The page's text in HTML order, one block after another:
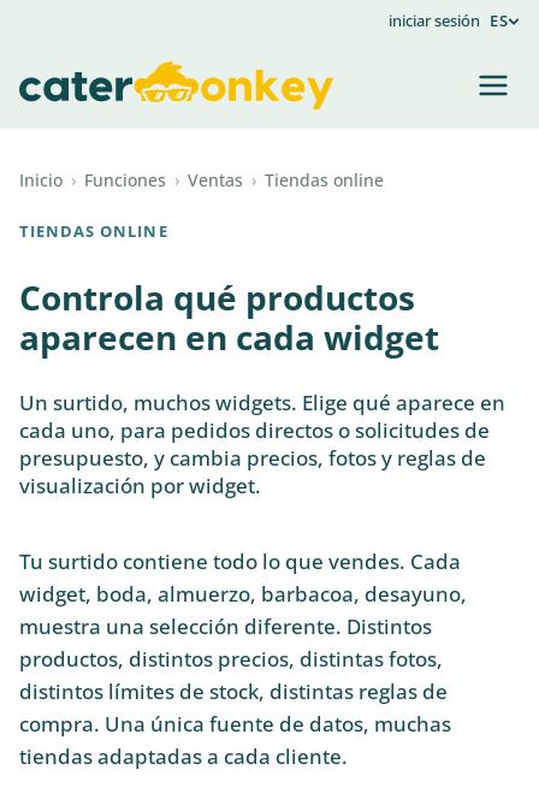
iniciar sesión ES
Inicio › Funciones › Ventas › Tiendas online
TIENDAS ONLINE
Controla qué productos
aparecen en cada widget
Un surtido, muchos widgets. Elige qué aparece en
cada uno, para pedidos directos o solicitudes de
presupuesto, y cambia precios, fotos y reglas de
visualización por widget.
Tu surtido contiene todo lo que vendes. Cada
widget, boda, almuerzo, barbacoa, desayuno,
muestra una selección diferente. Distintos
productos, distintos precios, distintas fotos,
distintos límites de stock, distintas reglas de
compra. Una única fuente de datos, muchas
tiendas adaptadas a cada cliente.